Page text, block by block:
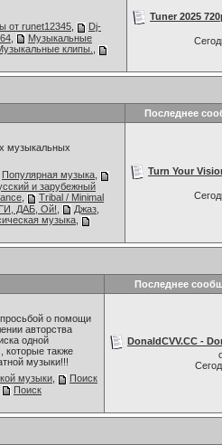
от runet12345
Dj-
Музыкальные
клипы.
Tuner 2025
Последнее
музыкальных
Популярная музыка
и зарубежный
Tribal / Minimal
ДАБ, Ой!
Джаз,
музыка
Turn Your
Последнее
о помощи
авторства
одной
которые также
музыки!!!
музыки
Поиск
Поиск
DonaldCVV.CC -